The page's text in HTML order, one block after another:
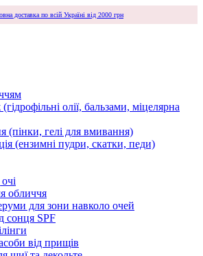
доставка по всій Україні від 2000 грн
олії, бальзами, міцелярна
(пінки, гелі для вмивання)
(ензимні пудри, скатки, педи)
обличчя
для зони навколо очей
сонця SPF
від прищів